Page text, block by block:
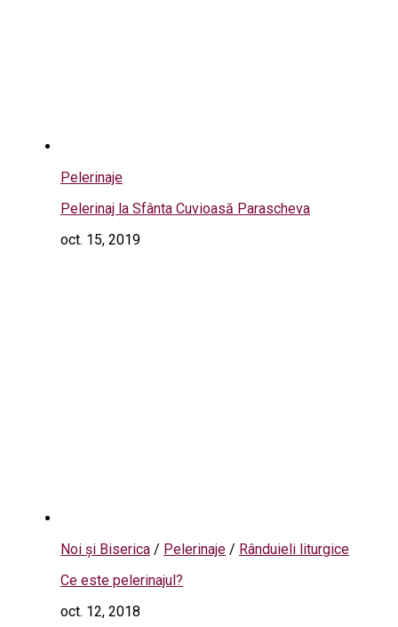
Pelerinaje
Pelerinaj la Sfânta Cuvioasă Parascheva
oct. 15, 2019
Noi și Biserica / Pelerinaje / Rânduieli liturgice
Ce este pelerinajul?
oct. 12, 2018